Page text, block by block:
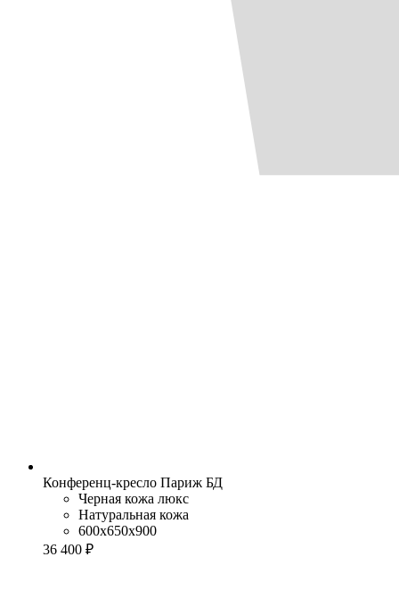
Конференц-кресло Париж БД
Черная кожа люкс
Натуральная кожа
600x650x900
36 400 ₽